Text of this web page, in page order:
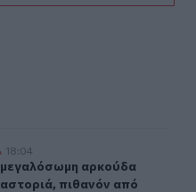
στην Καστοριά, πιθανόν
18:04
μεγαλόσωμη αρκούδα στην
αρκούδα
πιθανόν από